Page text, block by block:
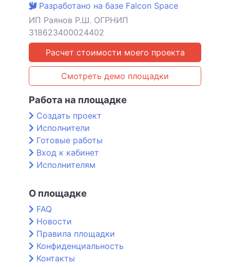
Разработано на базе Falcon Space
ИП Раянов Р.Ш. ОГРНИП
318623400024402
Расчет стоимости моего проекта
Смотреть демо площадки
Работа на площадке
Создать проект
Исполнители
Готовые работы
Вход к кабинет
Исполнителям
О площадке
FAQ
Новости
Правила площадки
Конфиденциальность
Контакты